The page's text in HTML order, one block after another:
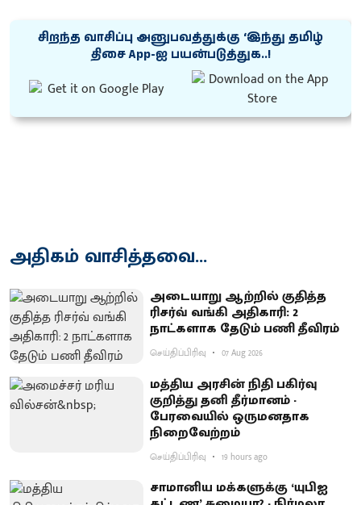
சிறந்த வாசிப்பு அனுபவத்துக்கு ‘இந்து தமிழ்
திசை App-ஐ பயன்படுத்துக..!
அதிகம் வாசித்தவை...
அடையாறு ஆற்றில் குதித்த
ரிசர்வ் வங்கி அதிகாரி: 2
நாட்களாக தேடும் பணி தீவிரம்
செய்திப்பிரிவு 07 Aug 2026
மத்திய அரசின் நிதி பகிர்வு
குறித்து தனி தீர்மானம் -
பேரவையில் ஒருமனதாக
நிறைவேற்றம்
செய்திப்பிரிவு 19 hours ago
சாமானிய மக்களுக்கு ‘யுபிஐ